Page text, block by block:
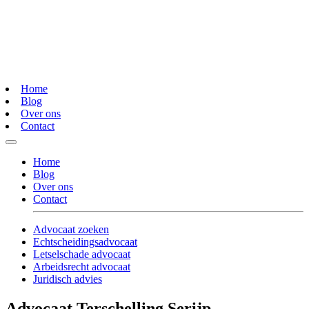
Home
Blog
Over ons
Contact
Home
Blog
Over ons
Contact
Advocaat zoeken
Echtscheidingsadvocaat
Letselschade advocaat
Arbeidsrecht advocaat
Juridisch advies